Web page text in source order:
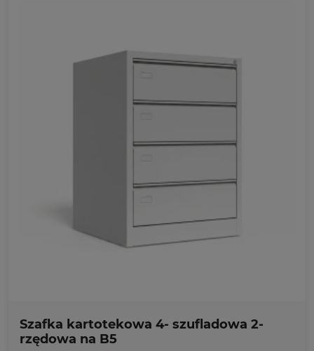
Ulubione
Szafka kartotekowa 4- szufladowa 2-
rzędowa na B5